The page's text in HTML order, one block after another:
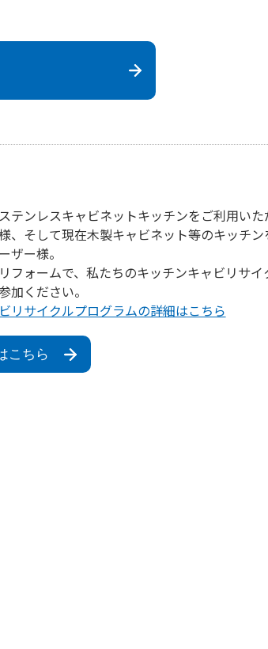
テンレスキャビネットキッチンをご利用いた
、そして現在木製キャビネット等のキッチン
ザー様。
フォームで、私たちのキッチンキャビリサイ
加ください。
リサイクルプログラムの詳細はこちら
こちら